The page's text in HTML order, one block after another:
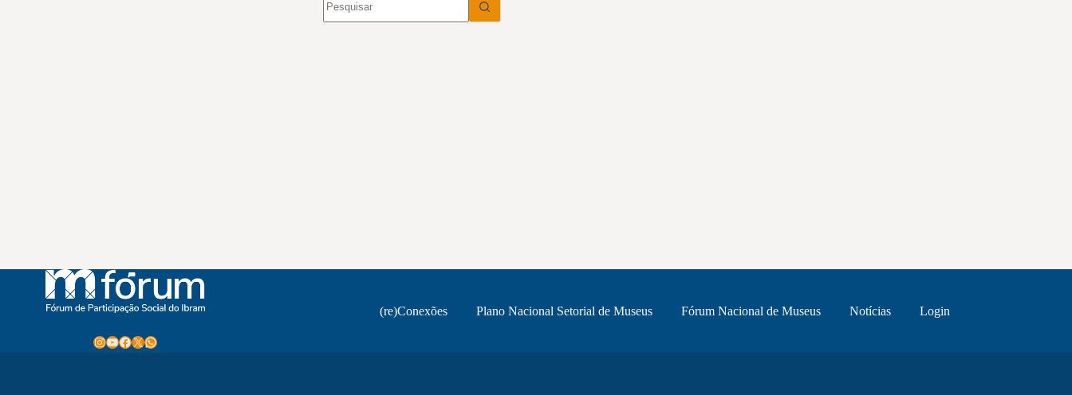
resultados
Instagram
Youtube
Facebook
X WhatsApp
(re)Conexões Plano Nacional Setorial de Museus Fórum Nacional de Museus Notícias Login